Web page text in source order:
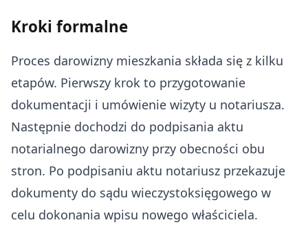
Kroki formalne
Proces darowizny mieszkania składa się z kilku
etapów. Pierwszy krok to przygotowanie
dokumentacji i umówienie wizyty u notariusza.
Następnie dochodzi do podpisania aktu
notarialnego darowizny przy obecności obu
stron. Po podpisaniu aktu notariusz przekazuje
dokumenty do sądu wieczystoksięgowego w
celu dokonania wpisu nowego właściciela.